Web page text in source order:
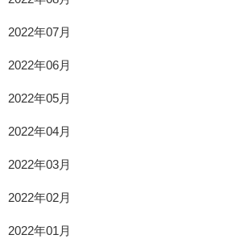
2022年07月
2022年06月
2022年05月
2022年04月
2022年03月
2022年02月
2022年01月